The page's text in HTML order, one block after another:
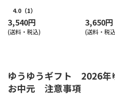
4.0 （1）
3,540円
(送料・税込)
3,650円
(送料・税
ゆうゆうギフト 2026年
お中元 注意事項